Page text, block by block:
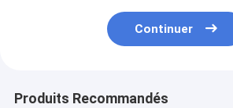
Continuer
Produits Recommandés